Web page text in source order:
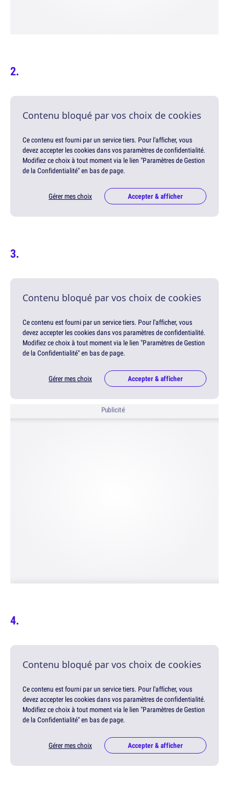
Contenu bloqué par vos choix de cookies
Ce contenu est fourni par un service tiers. Pour l'afficher, vous
devez accepter les cookies dans vos paramètres de confidentialité.
Modifiez ce choix à tout moment via le lien "Paramètres de Gestion
de la Confidentialité" en bas de page.
Gérer mes choix Accepter & afficher
Contenu bloqué par vos choix de cookies
Ce contenu est fourni par un service tiers. Pour l'afficher, vous
devez accepter les cookies dans vos paramètres de confidentialité.
Modifiez ce choix à tout moment via le lien "Paramètres de Gestion
de la Confidentialité" en bas de page.
Gérer mes choix Accepter & afficher
Publicité
Contenu bloqué par vos choix de cookies
Ce contenu est fourni par un service tiers. Pour l'afficher, vous
devez accepter les cookies dans vos paramètres de confidentialité.
Modifiez ce choix à tout moment via le lien "Paramètres de Gestion
de la Confidentialité" en bas de page.
Gérer mes choix Accepter & afficher